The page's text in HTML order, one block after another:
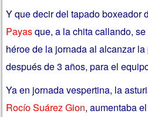
Y que decir del tapado boxeador
Payasque, a la chita callando,
héroe de la jornada al alcanzar
después de 3 años, para el
Ya en jornada vespertina, la
Rocío Suárez Gion, aumentaba